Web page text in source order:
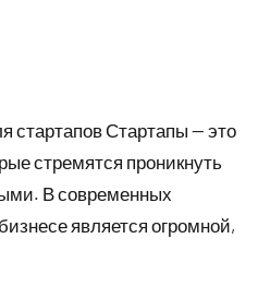
стартапов Стартапы — это
стремятся проникнуть
В современных
является огромной,